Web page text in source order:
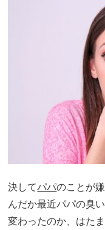
決してパパのことが
んだか最近パパの臭
変わったのか、はた